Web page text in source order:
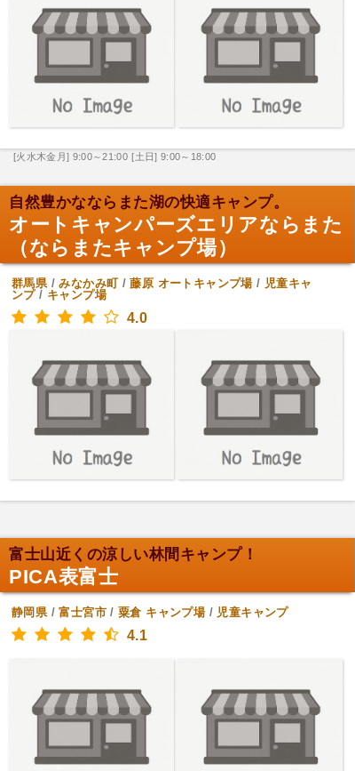
[火水木金月] 9:00～21:00 [土日] 9:00～18:00
自然豊かなならまた湖の快適キャンプ。
オートキャンパーズエリアならまた
（ならまたキャンプ場）
群馬県/みなかみ町/藤原 オートキャンプ場/ 児童キャ
ンプ/ キャンプ場
4.0
富士山近くの涼しい林間キャンプ！
PICA表富士
静岡県/富士宮市/粟倉 キャンプ場/ 児童キャンプ
4.1